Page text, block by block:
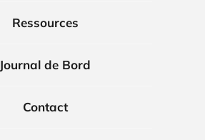
Ressources
Journal de Bord
Contact